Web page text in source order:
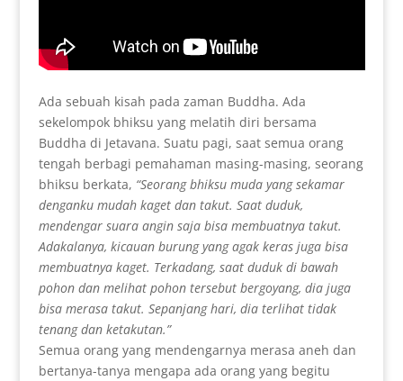
Ada sebuah kisah pada zaman Buddha. Ada
sekelompok bhiksu yang melatih diri bersama
Buddha di Jetavana. Suatu pagi, saat semua orang
tengah berbagi pemahaman masing-masing, seorang
bhiksu berkata, “Seorang bhiksu muda yang sekamar
denganku mudah kaget dan takut. Saat duduk,
mendengar suara angin saja bisa membuatnya takut.
Adakalanya, kicauan burung yang agak keras juga bisa
membuatnya kaget. Terkadang, saat duduk di bawah
pohon dan melihat pohon tersebut bergoyang, dia juga
bisa merasa takut. Sepanjang hari, dia terlihat tidak
tenang dan ketakutan.”
Semua orang yang mendengarnya merasa aneh dan
bertanya-tanya mengapa ada orang yang begitu